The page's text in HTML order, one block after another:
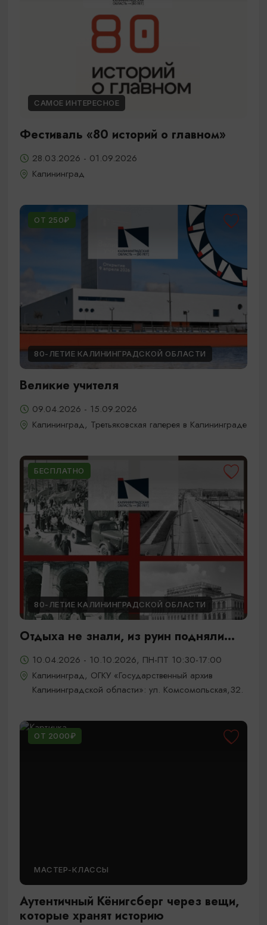
САМОЕ ИНТЕРЕСНОЕ
Фестиваль «80 историй о главном»
28.03.2026 - 01.09.2026
Калининград
ОТ 250₽
80-ЛЕТИЕ КАЛИНИНГРАДСКОЙ ОБЛАСТИ
Великие учителя
09.04.2026 - 15.09.2026
Калининград, Третьяковская галерея в Калининграде
БЕСПЛАТНО
80-ЛЕТИЕ КАЛИНИНГРАДСКОЙ ОБЛАСТИ
Отдыха не знали, из руин подняли...
10.04.2026 - 10.10.2026, ПН-ПТ 10:30-17:00
Калининград, ОГКУ «Государственный архив
Калининградской области»: ул. Комсомольская,32.
ОТ 2000₽
МАСТЕР-КЛАССЫ
Аутентичный Кёнигсберг через вещи,
которые хранят историю